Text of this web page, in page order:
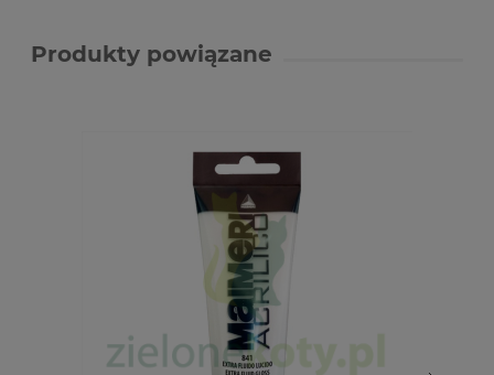
Produkty powiązane